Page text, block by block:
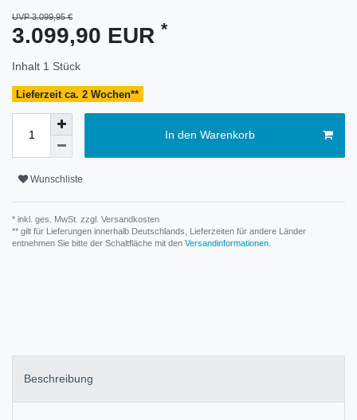
UVP 3.099,95 €
3.099,90 EUR *
Inhalt 1 Stück
Lieferzeit ca. 2 Wochen**
In den Warenkorb
Wunschliste
* inkl. ges. MwSt. zzgl. Versandkosten
** gilt für Lieferungen innerhalb Deutschlands, Lieferzeiten für andere Länder
entnehmen Sie bitte der Schaltfläche mit den Versandinformationen
Beschreibung